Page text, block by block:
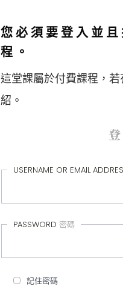
您必須要登入並
程。
這堂課屬於付費課程， 若
紹。
USERNAME OR EMAIL
PASSWORD 密碼
記住密碼